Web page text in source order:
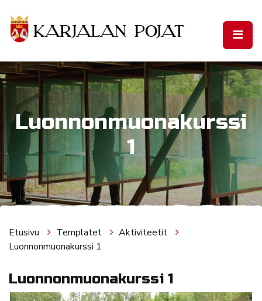
Luonnonmuonakurssi
1
Etusivu Templatet
Aktiviteetit
Luonnonmuonakurssi 1
Luonnonmuonakurssi 1